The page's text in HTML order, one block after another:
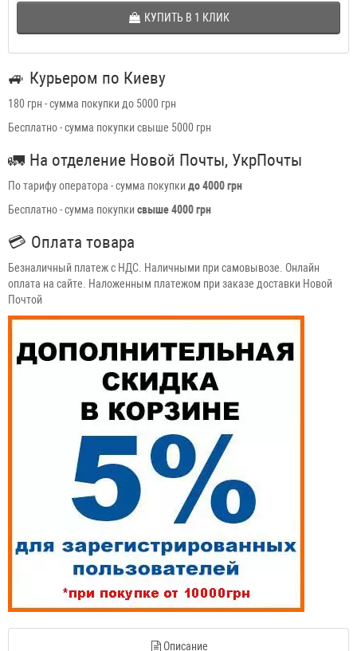
КУПИТЬ В 1 КЛИК
🚙 Курьером по Киеву
180 грн - сумма покупки до 5000 грн
Бесплатно - сумма покупки свыше 5000 грн
🚛 На отделение Новой Почты, УкрПочты
По тарифу оператора - сумма покупки до 4000 грн
Бесплатно - сумма покупки свыше 4000 грн
💳 Оплата товара
Безналичный платеж с НДС. Наличными при самовывозе. Онлайн
оплата на сайте. Наложенным платежом при заказе доставки Новой
Почтой
Описание